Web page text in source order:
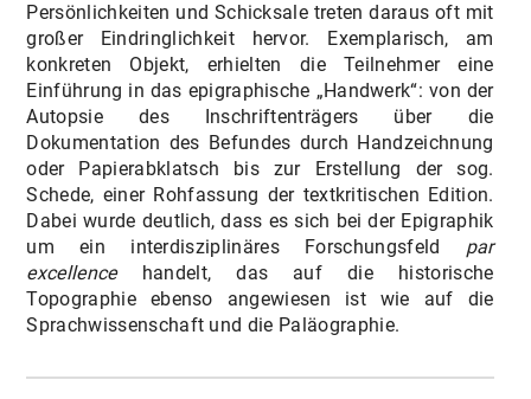
Persönlichkeiten und Schicksale treten daraus oft mit
großer Eindringlichkeit hervor. Exemplarisch, am
konkreten Objekt, erhielten die Teilnehmer eine
Einführung in das epigraphische „Handwerk“: von der
Autopsie des Inschriftenträgers über die
Dokumentation des Befundes durch Handzeichnung
oder Papierabklatsch bis zur Erstellung der sog.
Schede, einer Rohfassung der textkritischen Edition.
Dabei wurde deutlich, dass es sich bei der Epigraphik
um ein interdisziplinäres Forschungsfeld par
excellencehandelt, das auf die historische
Topographie ebenso angewiesen ist wie auf die
Sprachwissenschaft und die Paläographie.